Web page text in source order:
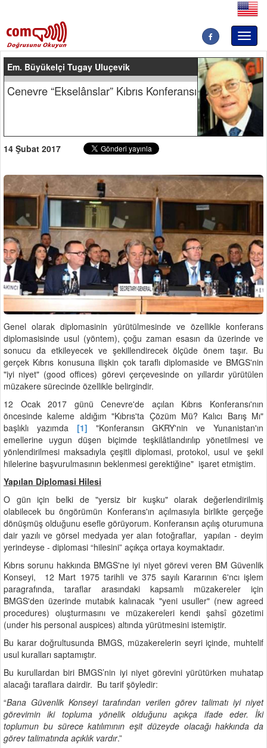
Em. Büyükelçi Tugay Uluçevik
Cenevre “Ekselânslar” Kıbrıs Konferansı
14 Şubat 2017
Genel olarak diplomasinin yürütülmesinde ve özellikle konferans
diplomasisinde usul (yöntem), çoğu zaman esasın da üzerinde ve
sonucu da etkileyecek ve şekillendirecek ölçüde önem taşır. Bu
gerçek Kıbrıs konusuna ilişkin çok taraflı diplomaside ve BMGS'nin
"iyi niyet" (good offices) görevi çerçevesinde on yıllardır yürütülen
müzakere sürecinde özellikle belirgindir.
12 Ocak 2017 günü Cenevre'de açılan Kıbrıs Konferansı'nın
öncesinde kaleme aldığım "Kıbrıs'ta Çözüm Mü? Kalıcı Barış Mı"
başlıklı yazımda [1] "Konferansın GKRY'nin ve Yunanistan'ın
emellerine uygun düşen biçimde teşkilâtlandırılıp yönetilmesi ve
yönlendirilmesi maksadıyla çeşitli diplomasi, protokol, usul ve şekil
hilelerine başvurulmasının beklenmesi gerektiğine" işaret etmiştim.
Yapılan Diplomasi Hilesi
O gün için belki de "yersiz bir kuşku" olarak değerlendirilmiş
olabilecek bu öngörümün Konferans'ın açılmasıyla birlikte gerçeğe
dönüşmüş olduğunu esefle görüyorum. Konferansın açılış oturumuna
dair yazılı ve görsel medyada yer alan fotoğraflar, yapılan - deyim
yerindeyse - diplomasi “hilesini” açıkça ortaya koymaktadır.
Kıbrıs sorunu hakkında BMGS'ne iyi niyet görevi veren BM Güvenlik
Konseyi, 12 Mart 1975 tarihli ve 375 sayılı Kararının 6'ncı işlem
paragrafında, taraflar arasındaki kapsamlı müzakereler için
BMGS'den üzerinde mutabık kalınacak "yeni usuller" (new agreed
procedures) oluşturmasını ve müzakereleri kendi şahsî gözetimi
(under his personal auspices) altında yürütmesini istemiştir.
Bu karar doğrultusunda BMGS, müzakerelerin seyri içinde, muhtelif
usul kuralları saptamıştır.
Bu kurullardan biri BMGS’nin iyi niyet görevini yürütürken muhatap
alacağı taraflara dairdir. Bu tarif şöyledir:
“Bana Güvenlik Konseyi tarafından verilen görev talimatı iyi niyet
görevimin iki topluma yönelik olduğunu açıkça ifade eder. İki
toplumun bu sürece katılımının eşit düzeyde olacağı hakkında da
görev talimatında açıklık vardır.”